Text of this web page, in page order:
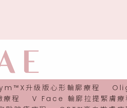
升級版心形輪廓療程
療程
V Face 輪廓拉提緊膚療